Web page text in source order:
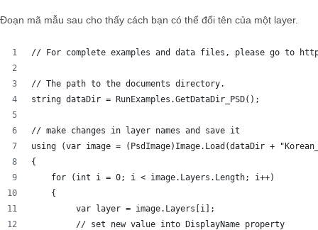
Đoạn mã mẫu sau cho thấy cách bạn có thể đổi tên của một layer.
// For complete examples and data files, please go to
// The path to the documents directory.
string dataDir = RunExamples.GetDataDir_PSD();
// make changes in layer names and save it
using (var image = (PsdImage)Image.Load(dataDir +
{
    for (int i = 0; i < image.Layers.Length; i++)
    {
         var layer = image.Layers[i];
         // set new value into DisplayName property